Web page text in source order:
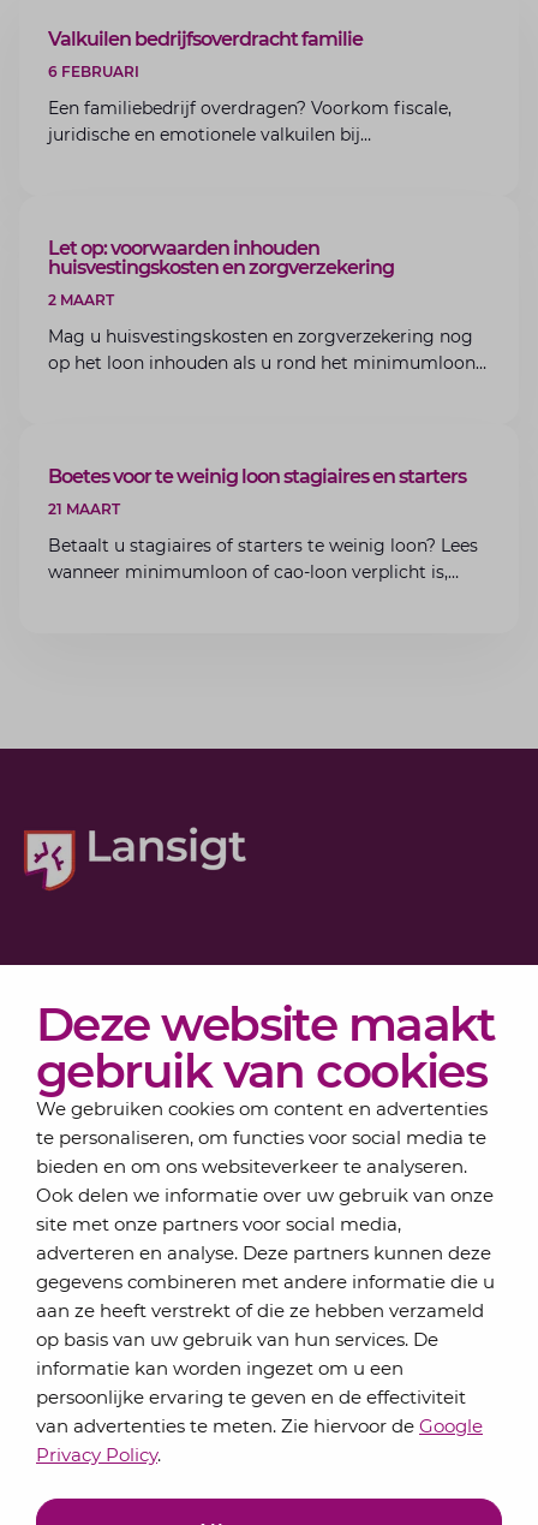
Deze website maakt
gebruik van cookies
We gebruiken cookies om content en advertenties
te personaliseren, om functies voor social media te
bieden en om ons websiteverkeer te analyseren.
Ook delen we informatie over uw gebruik van onze
site met onze partners voor social media,
adverteren en analyse. Deze partners kunnen deze
gegevens combineren met andere informatie die u
aan ze heeft verstrekt of die ze hebben verzameld
op basis van uw gebruik van hun services. De
informatie kan worden ingezet om u een
persoonlijke ervaring te geven en de effectiviteit
van advertenties te meten. Zie hiervoor de Google
Privacy Policy.
ARTIKEL
Valkuilen bedrijfsoverdracht familie
6 FEBRUARI
Een familiebedrijf overdragen? Voorkom fiscale,
juridische en emotionele valkuilen bij
ARTIKEL
Let op: voorwaarden inhouden
huisvestingskosten en zorgverzekering
2 MAART
Mag u huisvestingskosten en zorgverzekering nog
op het loon inhouden als u rond het minimumloon
ARTIKEL
Boetes voor te weinig loon stagiaires en starters
21 MAART
Betaalt u stagiaires of starters te weinig loon? Lees
wanneer minimumloon of cao-loon verplicht is,
Actueel
Over Lansigt
Contact
Schrijf je in voor onze nieuwsbrief
Elke maand bundelen de adviseurs van Lansigt in
de eSigt het nieuws.
Jouw emailadres
Inschrijven